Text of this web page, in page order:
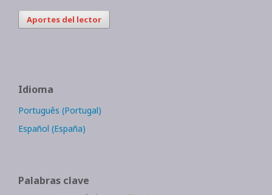
Aportes del lector
Idioma
Português (Portugal)
Español (España)
Palabras clave